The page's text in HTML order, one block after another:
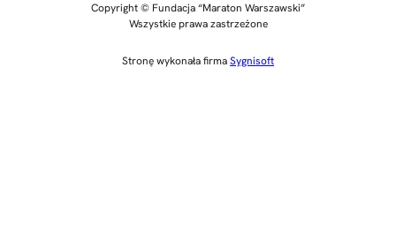
Copyright © Fundacja “Maraton Warszawski”
Wszystkie prawa zastrzeżone
Stronę wykonała firmaSygnisoft